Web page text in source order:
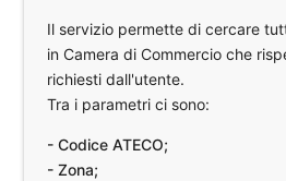
Il servizio permette di cercare
in Camera di Commercio che
richiesti dall'utente.
Tra i parametri ci sono:
- Codice ATECO;
- Zona;